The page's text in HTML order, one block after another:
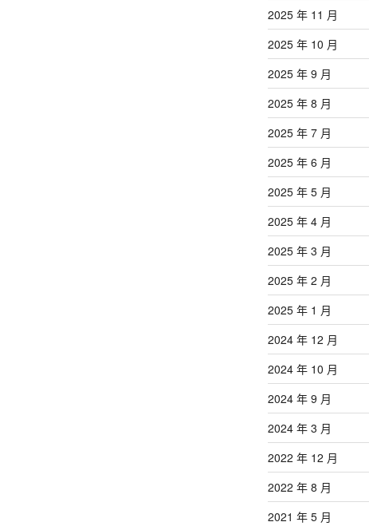
2025 年 11 月
2025 年 10 月
2025 年 9 月
2025 年 8 月
2025 年 7 月
2025 年 6 月
2025 年 5 月
2025 年 4 月
2025 年 3 月
2025 年 2 月
2025 年 1 月
2024 年 12 月
2024 年 10 月
2024 年 9 月
2024 年 3 月
2022 年 12 月
2022 年 8 月
2021 年 5 月